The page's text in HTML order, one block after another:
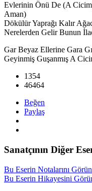
Evlerinin Önü De (A
Aman)
Dökülür Yaprağı Kalır
Nerelerden Gelir Bunun
Gar Beyaz Ellerine Gara
Geyinmiş Guşanmış A
1354
46464
Beğen
Paylaş
Sanatçının Diğer
Bu Eserin Notalarını
Bu Eserin Hikayesini